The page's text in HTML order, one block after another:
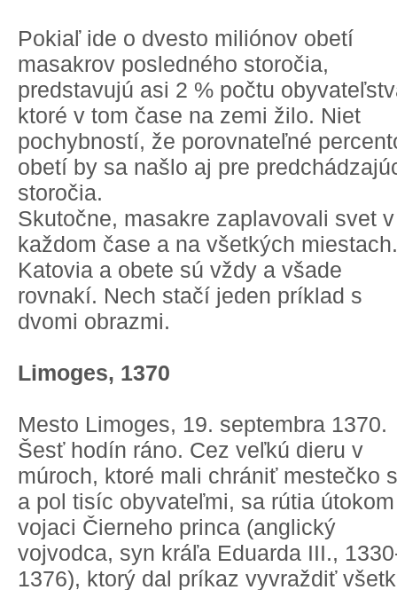
Pokiaľ ide o dvesto miliónov obetí
masakrov posledného storočia,
predstavujú asi 2 % počtu
ktoré v tom čase na zemi žilo. Niet
pochybností, že porovnateľné
obetí by sa našlo aj pre
storočia.
Skutočne, masakre zaplavovali svet v
každom čase a na všetkých miestach.
Katovia a obete sú vždy a všade
rovnakí. Nech stačí jeden príklad s
dvomi obrazmi.
Limoges, 1370
Mesto Limoges, 19. septembra 1370.
Šesť hodín ráno. Cez veľkú dieru v
múroch, ktoré mali chrániť mestečko
a pol tisíc obyvateľmi, sa rútia útokom
vojaci Čierneho princa (anglický
vojvodca, syn kráľa Eduarda III.,
1376), ktorý dal príkaz vyvraždiť